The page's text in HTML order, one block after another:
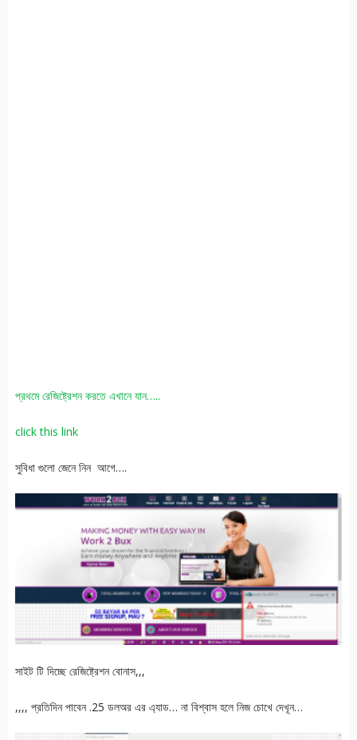
প্রথমে রেজিষ্ট্রেশন করতে এখানে যান…..
click this link
সুবিধা গুলো জেনে নিন আগে….
সাইট টি দিচ্ছে রেজিষ্ট্রেশন বোনাস,,,
,,,, প্রতিদিন পাবেন .25 ডলঅর এর এ্যাড… না বিশ্বাস হলে নিজ চোখে দেখূন…